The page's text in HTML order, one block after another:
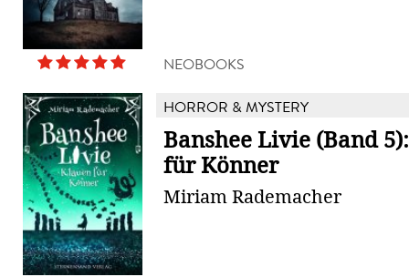
NEOBOOKS
HORROR & MYSTERY
Banshee Livie (Band
für Könner
Miriam Rademacher